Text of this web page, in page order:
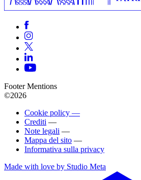
Footer Mentions
©2026
Cookie policy —
Crediti —
Note legali —
Mappa del sito —
Informativa sulla privacy
Made with love by Studio Meta